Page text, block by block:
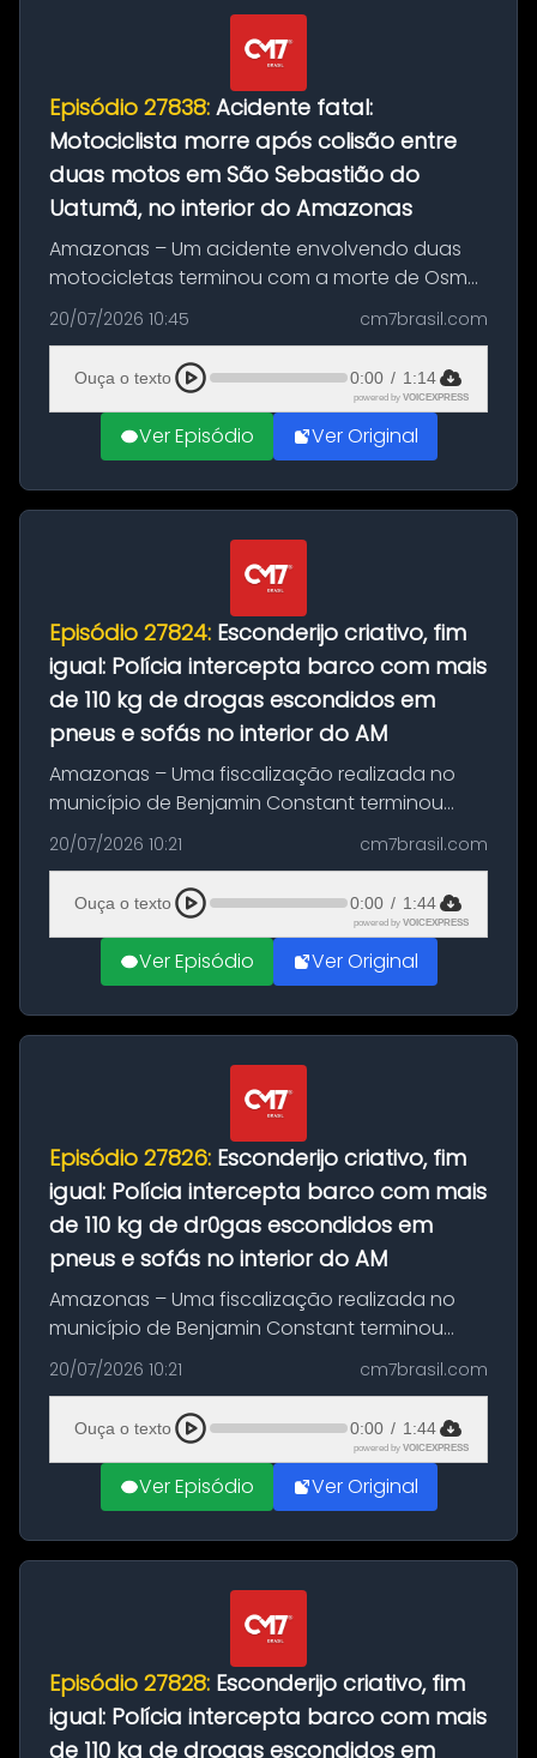
Episódio 27838: Acidente fatal:
Motociclista morre após colisão entre
duas motos em São Sebastião do
Uatumã, no interior do Amazonas
Amazonas – Um acidente envolvendo duas
motocicletas terminou com a morte de Osmar
Figueiredo de Souza, de 38 anos, no município
de São Sebastião do Uatumã, no interior do
Amazonas. A colisão ocorreu n...
20/07/2026 10:45 cm7brasil.com
Ouça o texto 0:00 / 1:14
powered by VOICEXPRESS
Ver Episódio Ver Original
Episódio 27824: Esconderijo criativo, fim
igual: Polícia intercepta barco com mais
de 110 kg de drogas escondidos em
pneus e sofás no interior do AM
Amazonas – Uma fiscalização realizada no
município de Benjamin Constant terminou
com a apreensão de aproximadamente 115
quilos de entorpecentes em uma
embarcação atracada no porto da cidade. O
materia...
20/07/2026 10:21 cm7brasil.com
Ouça o texto 0:00 / 1:44
powered by VOICEXPRESS
Ver Episódio Ver Original
Episódio 27826: Esconderijo criativo, fim
igual: Polícia intercepta barco com mais
de 110 kg de dr0gas escondidos em
pneus e sofás no interior do AM
Amazonas – Uma fiscalização realizada no
município de Benjamin Constant terminou
com a apreensão de aproximadamente 115
quilos de entorpecentes em uma
embarcação atracada no porto da cidade. O
materia...
20/07/2026 10:21 cm7brasil.com
Ouça o texto 0:00 / 1:44
powered by VOICEXPRESS
Ver Episódio Ver Original
Episódio 27828: Esconderijo criativo, fim
igual: Polícia intercepta barco com mais
de 110 kg de drogas escondidos em